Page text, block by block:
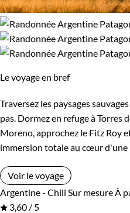
Le voyage en bref
Traversez les paysages
pas. Dormez en refuge à Torres
Moreno, approchez le Fitz Roy
immersion totale au cœur d'une
Voir le voyage
Argentine - Chili Sur mesure À
3,60 / 5